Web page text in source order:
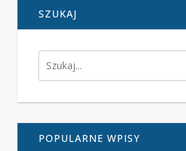
SZUKAJ
POPULARNE WPISY